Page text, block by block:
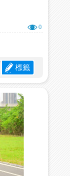
0
標籤